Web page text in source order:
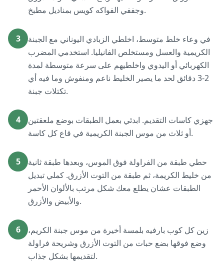
وجففي الفواكه كويس بمناديل مطبخ.
3
في وعاء خلط متوسط، اخلطي الزبادي اليوناني مع الجبنة
الكريمية والعسل ومستخلص الفانيليا. استخدمي المضرب
الكهربائي أو اليدوي واخلطيهم على سرعة متوسطة لمدة
2-3 دقائق لحد ما يصير الخليط ناعم ومنفوش وما فيه أي
تكتلات جبنة.
4
جهزي كاسات التقديم. ابدئي بعمل الطبقات بوضع ملعقتين
أو ثلاث من موس الجبنة الكريمية في قاع كل كاسة.
5
حطي طبقة من الفراولة فوق الموس، وبعدها طبقة ثانية
من خليط الكريمة، ثم طبقة من التوت الأزرق. كملي تبديل
الطبقات عشان يطلع معك شكل مرتب بالألوان الأحمر
والأبيض والأزرق.
6
زين كل كوب بارفيه بلمسة أخيرة من موس جبنة الكريم،
وضع فوقها بضع حبات من التوت الأزرق وشريحة فراولة
لتقديمها بشكل جذاب.